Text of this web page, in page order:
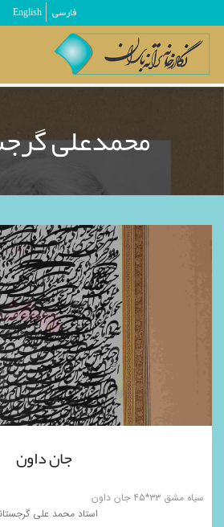
فارسی English
محمدعلی
جان داون
سیاه مشق ۳۳*۴۵ جان داون
استاد محمد علی